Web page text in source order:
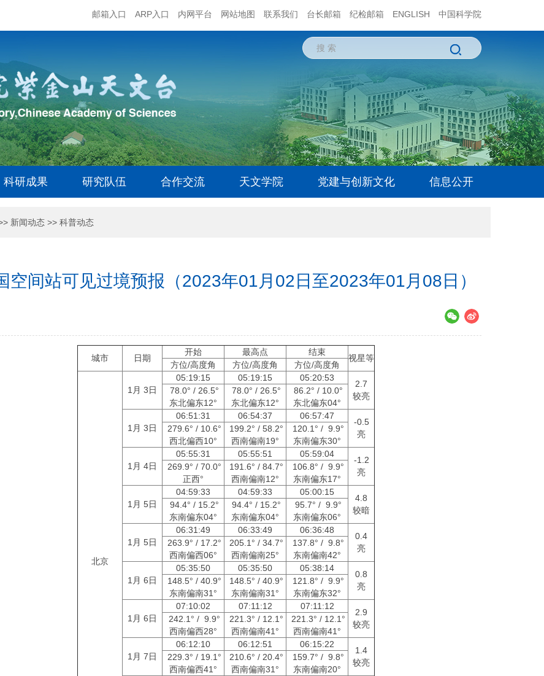
邮箱入口 ARP入口 内网平台 网站地图 联系我们 台长邮箱 纪检邮箱 ENGLISH 中国科学院
科研成果 研究队伍 合作交流 天文学院 党建与创新文化 信息公开
新闻动态>> 科普动态
空间站可见过境预报（2023年01月02日至2023年01月08日）
城市 日期
开始 最高点 结束
视星等
方位/高度角 方位/高度角 方位/高度角
北京
1月 3日
05:19:15 05:19:15 05:20:53
2.7
较亮
78.0° / 26.5°
东北偏东12°
78.0° / 26.5°
东北偏东12°
86.2° / 10.0°
东北偏东04°
1月 3日
06:51:31 06:54:37 06:57:47
-0.5
亮
279.6° / 10.6°
西北偏西10°
199.2° / 58.2°
西南偏南19°
120.1° / 9.9°
东南偏东30°
1月 4日
05:55:31 05:55:51 05:59:04
-1.2
亮
269.9° / 70.0°
正西°
191.6° / 84.7°
西南偏南12°
106.8° / 9.9°
东南偏东17°
1月 5日
04:59:33 04:59:33 05:00:15
4.8
较暗
94.4° / 15.2°
东南偏东04°
94.4° / 15.2°
东南偏东04°
95.7° / 9.9°
东南偏东06°
1月 5日
06:31:49 06:33:49 06:36:48
0.4
亮
263.9° / 17.2°
西南偏西06°
205.1° / 34.7°
西南偏南25°
137.8° / 9.8°
东南偏南42°
1月 6日
05:35:50 05:35:50 05:38:14
0.8
亮
148.5° / 40.9°
东南偏南31°
148.5° / 40.9°
东南偏南31°
121.8° / 9.9°
东南偏东32°
1月 6日
07:10:02 07:11:12 07:11:12
2.9
较亮
242.1° / 9.9°
西南偏西28°
221.3° / 12.1°
西南偏南41°
221.3° / 12.1°
西南偏南41°
1月 7日
06:12:10 06:12:51 06:15:22
1.4
较亮
229.3° / 19.1°
西南偏西41°
210.6° / 20.4°
西南偏南31°
159.7° / 9.8°
东南偏南20°